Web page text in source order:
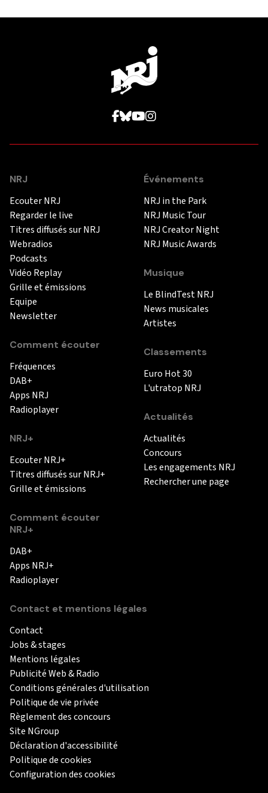
NRJ
Ecouter NRJ
Regarder le live
Titres diffusés sur NRJ
Webradios
Podcasts
Vidéo Replay
Grille et émissions
Equipe
Newsletter
Comment écouter
Fréquences
DAB+
Apps NRJ
Radioplayer
NRJ+
Ecouter NRJ+
Titres diffusés sur NRJ+
Grille et émissions
Comment écouter
NRJ+
DAB+
Apps NRJ+
Radioplayer
Événements
NRJ in the Park
NRJ Music Tour
NRJ Creator Night
NRJ Music Awards
Musique
Le BlindTest NRJ
News musicales
Artistes
Classements
Euro Hot 30
L'utratop NRJ
Actualités
Actualités
Concours
Les engagements NRJ
Rechercher une page
Contact et mentions légales
Contact
Jobs & stages
Mentions légales
Publicité Web & Radio
Conditions générales d'utilisation
Politique de vie privée
Règlement des concours
Site NGroup
Déclaration d'accessibilité
Politique de cookies
Configuration des cookies